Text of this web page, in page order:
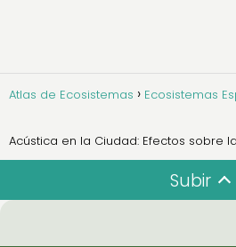
Atlas de Ecosistemas Ecosistemas
Acústica en la Ciudad: Efectos sobre
Subir